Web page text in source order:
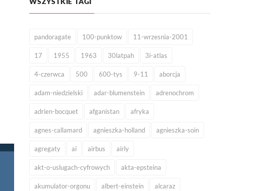
pandoragate 100-punktow 11-wrzesnia-2001
17 1955 1963 30latpah 3i-atlas
4-czerwca 500 600-tys 9-11 aborcja
adam-niedzielski adar-blumenstein adrenochrom
adrien-bocquet afganistan afryka
agnes-callamard agnieszka-holland agnieszka-soin
agregaty ai airbus airly
akt-o-uslugach-cyfrowych akta-epsteina
akumulator-orgonu albert-einstein alcaraz